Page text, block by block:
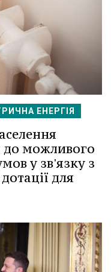
ЕНЕРГІЯ
до можливого
у зв'язку з
для